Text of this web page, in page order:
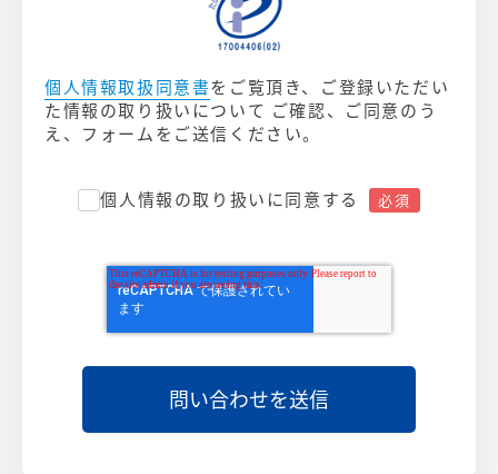
個人情報取扱同意書をご覧頂き、ご登録いただい
た情報の取り扱いについて ご確認、ご同意のう
え、フォームをご送信ください。
個人情報の取り扱いに同意する